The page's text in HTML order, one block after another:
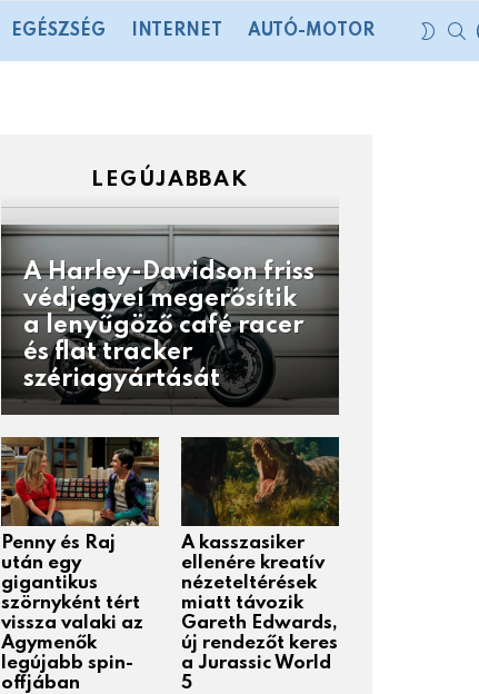
EGÉSZSÉG INTERNET AUTÓ-MOTOR
LEGÚJABBAK
A Harley-Davidson friss
védjegyei megerősítik
a lenyűgöző café racer
és flat tracker
szériagyártását
Penny és Raj
után egy
gigantikus
szörnyként tért
vissza valaki az
Agymenők
legújabb spin-
offjában
A kasszasiker
ellenére kreatív
nézeteltérések
miatt távozik
Gareth Edwards,
új rendezőt keres
a Jurassic World
5